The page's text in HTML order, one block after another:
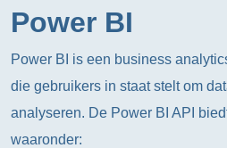
Power BI
Power BI is een business
die gebruikers in staat stelt om
analyseren. De Power BI API
waaronder: